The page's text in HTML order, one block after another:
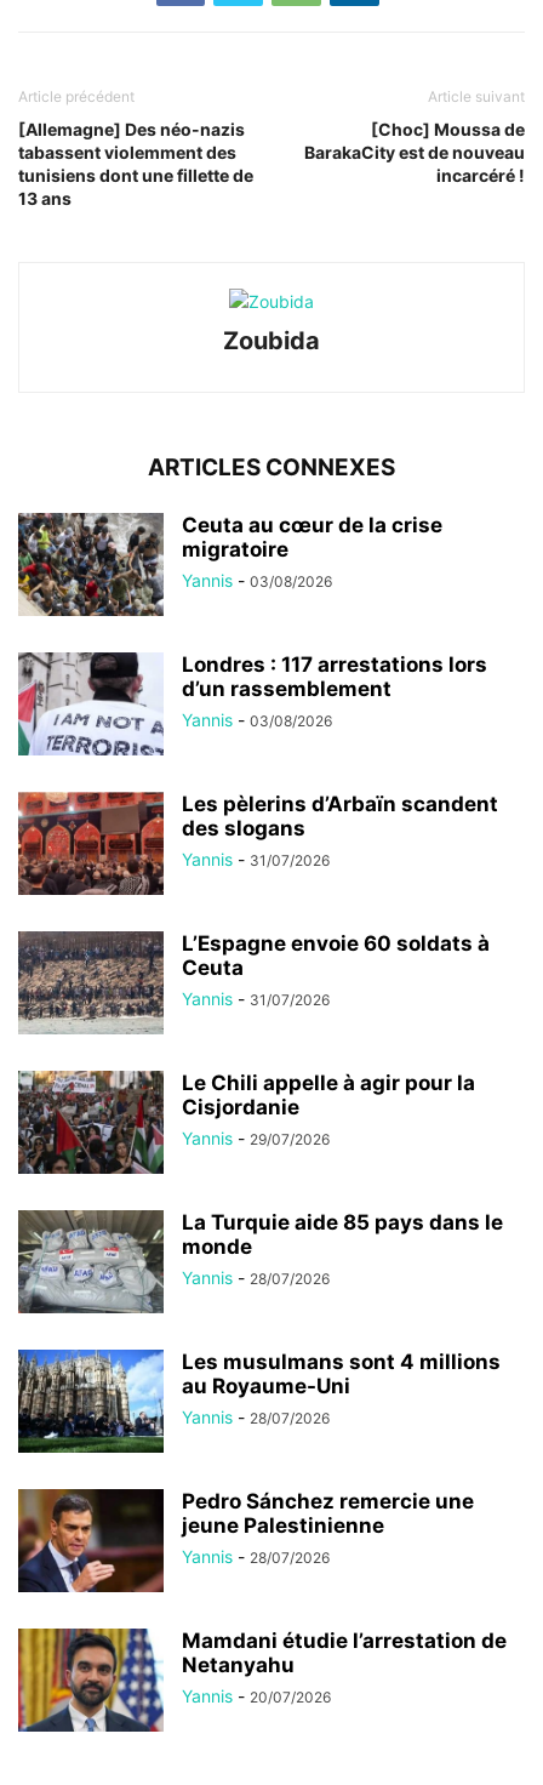
Article précédent
[Allemagne] Des néo-nazis
tabassent violemment des
tunisiens dont une fillette de
13 ans
Article suivant
[Choc] Moussa de
BarakaCity est de nouveau
incarcéré !
Zoubida
ARTICLES CONNEXES
Ceuta au cœur de la crise
migratoire
Yannis - 03/08/2026
Londres : 117 arrestations lors
d’un rassemblement
Yannis - 03/08/2026
Les pèlerins d’Arbaïn scandent
des slogans
Yannis - 31/07/2026
L’Espagne envoie 60 soldats à
Ceuta
Yannis - 31/07/2026
Le Chili appelle à agir pour la
Cisjordanie
Yannis - 29/07/2026
La Turquie aide 85 pays dans le
monde
Yannis - 28/07/2026
Les musulmans sont 4 millions
au Royaume-Uni
Yannis - 28/07/2026
Pedro Sánchez remercie une
jeune Palestinienne
Yannis - 28/07/2026
Mamdani étudie l’arrestation de
Netanyahu
Yannis - 20/07/2026